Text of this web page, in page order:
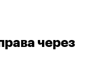
через